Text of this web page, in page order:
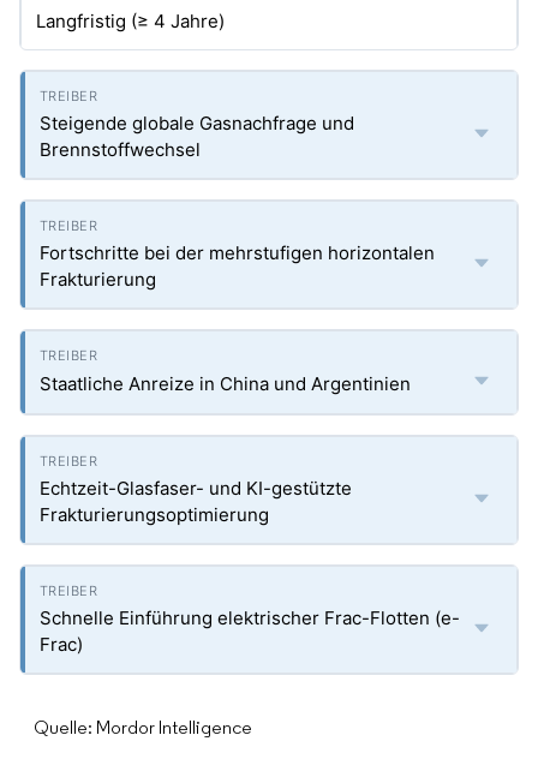
Langfristig (≥ 4 Jahre)
Steigende globale Gasnachfrage und
Brennstoffwechsel
Fortschritte bei der mehrstufigen horizontalen
Frakturierung
Staatliche Anreize in China und Argentinien
Echtzeit-Glasfaser- und KI-gestützte
Frakturierungsoptimierung
Schnelle Einführung elektrischer Frac-Flotten (e-
Frac)
Quelle: Mordor Intelligence